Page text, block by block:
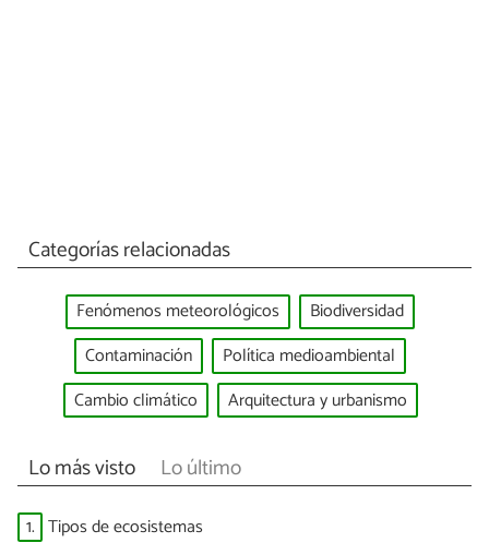
Categorías relacionadas
Fenómenos meteorológicos
Biodiversidad
Contaminación
Política medioambiental
Cambio climático
Arquitectura y urbanismo
Lo más visto Lo último
1. Tipos de ecosistemas